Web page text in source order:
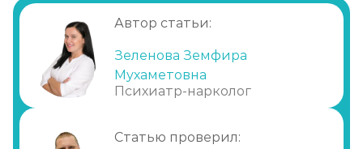
Медицинская перевозка больных с
переломамиАвтор статьи:
Зеленова Земфира
Мухаметовна
Психиатр-нарколог
Статью проверил: